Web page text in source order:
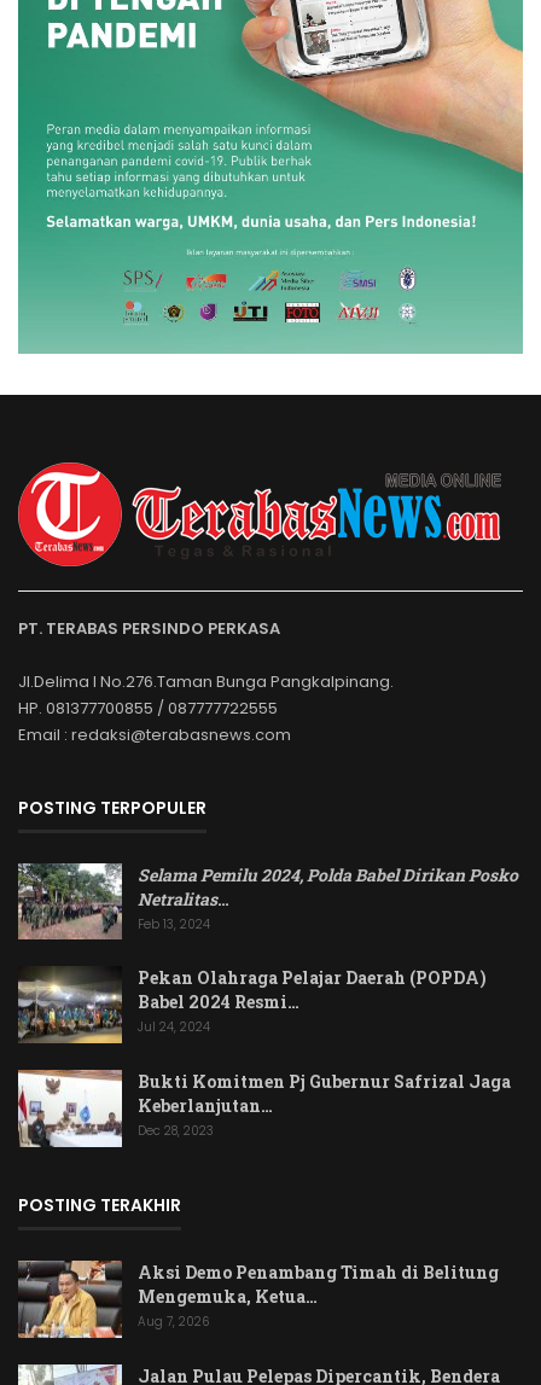
PT. TERABAS PERSINDO PERKASA
Jl.Delima I No.276.Taman Bunga Pangkalpinang.
HP. 081377700855 / 087777722555
Email : redaksi@terabasnews.com
POSTING TERPOPULER
Selama Pemilu 2024, Polda Babel Dirikan Posko
Netralitas…
Feb 13, 2024
Pekan Olahraga Pelajar Daerah (POPDA)
Babel 2024 Resmi…
Jul 24, 2024
Bukti Komitmen Pj Gubernur Safrizal Jaga
Keberlanjutan…
Dec 28, 2023
POSTING TERAKHIR
Aksi Demo Penambang Timah di Belitung
Mengemuka, Ketua…
Aug 7, 2026
Jalan Pulau Pelepas Dipercantik, Bendera